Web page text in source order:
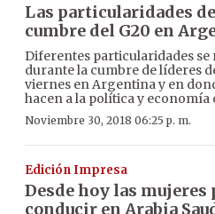
Las particularidades
cumbre del G20 en
Diferentes particularidades
durante la cumbre de líderes
viernes en Argentina y en
hacen a la política y economía
Noviembre 30, 2018 06:25 p. m.
Edición Impresa
Desde hoy las mujeres
conducir en Arabia